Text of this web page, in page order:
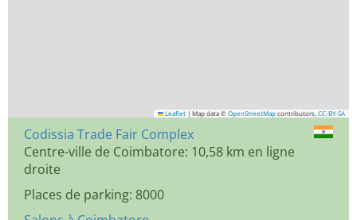
Leaflet | Map data © OpenStreetMap contributors, CC-BY-SA
Codissia Trade Fair Complex
Centre-ville de Coimbatore: 10,58 km en ligne
droite
Places de parking: 8000